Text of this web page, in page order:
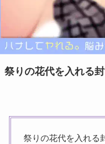
祭りの花代を入れる
祭りの花代を入れる